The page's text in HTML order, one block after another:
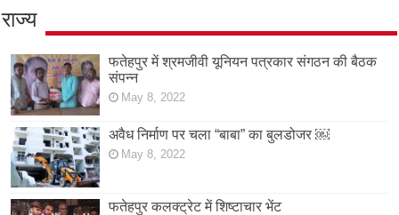
राज्य
फतेहपुर में श्रमजीवी यूनियन पत्रकार संगठन की बैठक
संपन्न
May 8, 2022
अवैध निर्माण पर चला “बाबा” का बुलडोजर ￼
May 8, 2022
फतेहपुर कलक्ट्रेट में शिष्टाचार भेंट